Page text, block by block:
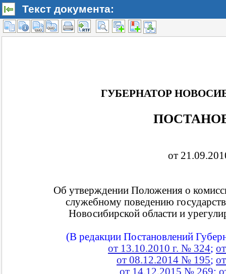
Текст документа: